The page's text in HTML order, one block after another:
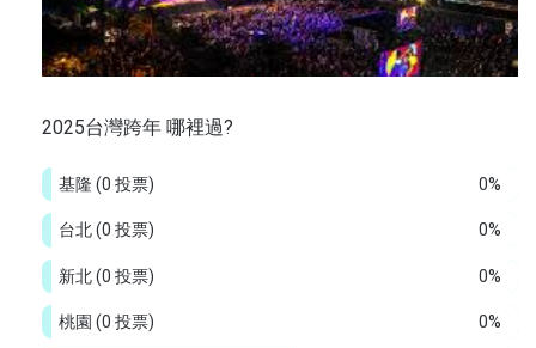
2025台灣跨年 哪裡過?
0%
基隆 (0 投票)
0%
台北(0 投票)
0%
新北(0 投票)
0%
桃園 (0 投票)